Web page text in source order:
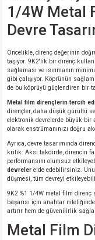
1/4W Metal
Devre
Öncelikle, direnç değerinin
taşıyor. 9K2'lik bir direnç
sağlaması ve ısınmanın
gibi çalışıyor. Köprünün
de bu köprüyü güçlendiren bir
Metal film dirençlerin tercih
dirençler, daha düşük gürültü
elektronik devrelerde büyük bir
olarak enstrümanınızı doğru
Ayrıca, devre tasarımında
kritik. Aksi takdirde, direncin
performansını olumsuz
devreler elde edebilirsiniz.
düşmesi, tüm devreyi
9K2 %1 1/4W metal film direnç
başarısı için anahtar
artırır hem de güvenilirlik
Metal Film